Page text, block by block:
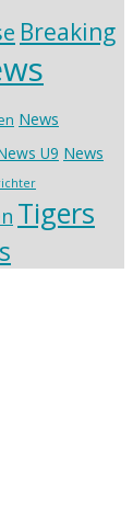
Breaking
News
U9 News
Tigers